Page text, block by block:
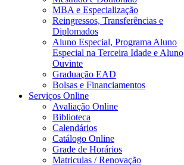
MBA e Especialização
Reingressos, Transferências e
Diplomados
Aluno Especial, Programa Aluno
Especial na Terceira Idade e Aluno
Ouvinte
Graduação EAD
Bolsas e Financiamentos
Serviços Online
Avaliação Online
Biblioteca
Calendários
Catálogo Online
Grade de Horários
Matriculas / Renovação